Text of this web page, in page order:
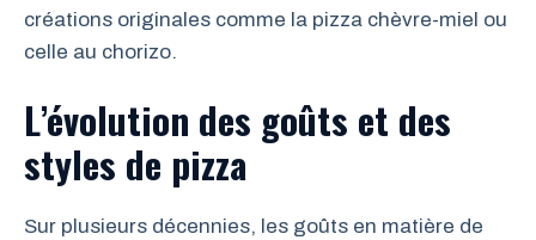
créations originales comme la pizza chèvre-miel ou
celle au chorizo.
L’évolution des goûts et des
styles de pizza
Sur plusieurs décennies, les goûts en matière de